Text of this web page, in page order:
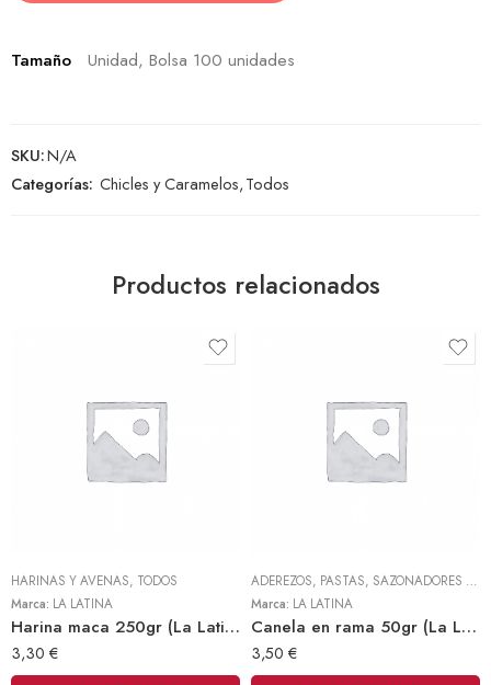
Tamaño Unidad, Bolsa 100 unidades
SKU:N/A
Categorías: Chicles y Caramelos,Todos
Productos relacionados
HARINAS Y AVENAS, TODOS
Marca: LA LATINA
Harina maca 250gr (La Latina)
3,30 €
ADEREZOS, PASTAS, SAZONADORES Y CONDIMENTOS
Marca: LA LATINA
Canela en rama 50gr (La Latina)
3,50 €